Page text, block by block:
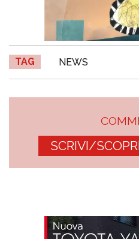
TAG NEWS
SCRIVI/